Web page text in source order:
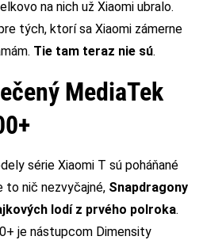
na nich už Xiaomi ubralo.
tých, ktorí sa Xiaomi zámerne
Tie tam teraz nie sú.
MediaTek
série Xiaomi T sú poháňané
to nič nezvyčajné, Snapdragony
lodí z prvého polroka.
je nástupcom Dimensity